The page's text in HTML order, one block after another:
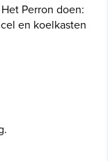
Perron doen:
en koelkasten